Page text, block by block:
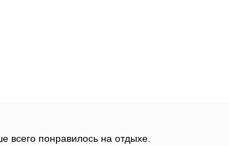
всего понравилось на отдыхе.